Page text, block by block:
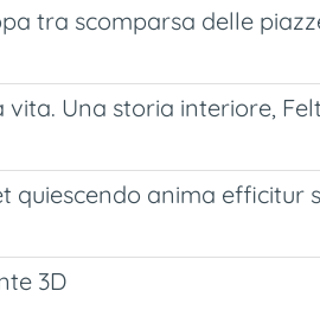
tra scomparsa delle
Una storia interiore,
quiescendo anima efficitur
3D